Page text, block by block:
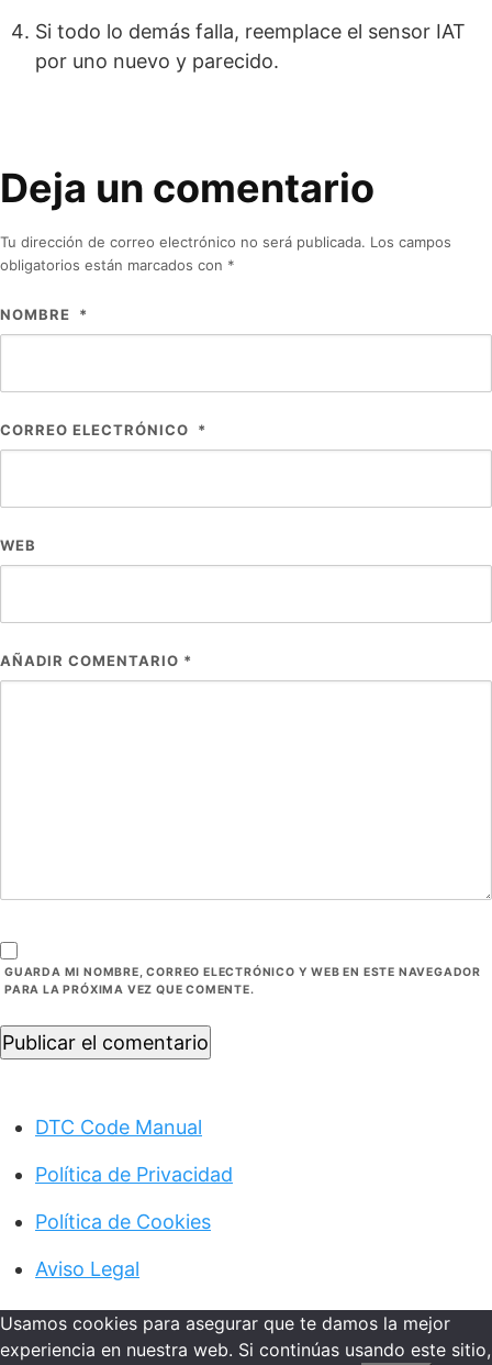
Si todo lo demás falla, reemplace el sensor IAT
por uno nuevo y parecido.
Deja un comentario
Tu dirección de correo electrónico no será publicada. Los campos
obligatorios están marcados con *
NOMBRE *
CORREO ELECTRÓNICO *
WEB
AÑADIR COMENTARIO *
GUARDA MI NOMBRE, CORREO ELECTRÓNICO Y WEB EN ESTE NAVEGADOR
PARA LA PRÓXIMA VEZ QUE COMENTE.
Publicar el comentario
DTC Code Manual
Política de Privacidad
Política de Cookies
Aviso Legal
Usamos cookies para asegurar que te damos la mejor
experiencia en nuestra web. Si continúas usando este sitio,